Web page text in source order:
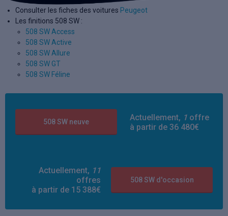
Consulter les fiches des voitures Peugeot
Les finitions 508 SW :
508 SW Access
508 SW Active
508 SW Allure
508 SW GT
508 SW Féline
508 SW neuve Actuellement, 1 offre
à partir de 36 480€
Actuellement, 11
offres
à partir de 15 388€
508 SW d'occasion